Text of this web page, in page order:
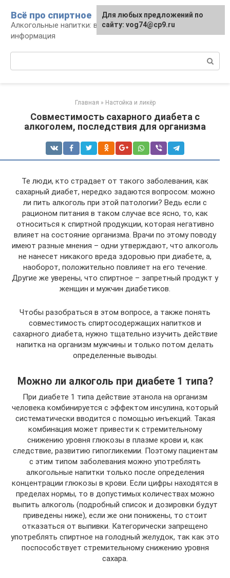
контенту
Всё про спиртное
Алкогольные напитки: виды, рецепты,
информация
Главная » Настойка и ликёр
Совместимость сахарного диабета с
алкоголем, последствия для организма
Те люди, кто страдает от такого заболевания, как
сахарный диабет, нередко задаются вопросом: можно
ли пить алкоголь при этой патологии? Ведь если с
рационом питания в таком случае все ясно, то, как
относиться к спиртной продукции, которая негативно
влияет на состояние организма. Врачи по этому поводу
имеют разные мнения – одни утверждают, что алкоголь
не нанесет никакого вреда здоровью при диабете, а,
наоборот, положительно повлияет на его течение.
Другие же уверены, что спиртное – запретный продукт у
женщин и мужчин диабетиков.
Чтобы разобраться в этом вопросе, а также понять
совместимость спиртосодержащих напитков и
сахарного диабета, нужно тщательно изучить действие
напитка на организм мужчины и только потом делать
определенные выводы.
Можно ли алкоголь при диабете 1 типа?
При диабете 1 типа действие этанола на организм
человека комбинируется с эффектом инсулина, который
систематически вводится с помощью инъекций. Такая
комбинация может привести к стремительному
снижению уровня глюкозы в плазме крови и, как
следствие, развитию гипогликемии. Поэтому пациентам
с этим типом заболевания можно употреблять
алкогольные напитки только после определения
концентрации глюкозы в крови. Если цифры находятся в
пределах нормы, то в допустимых количествах можно
выпить алкоголь (подробный список и дозировки будут
приведены ниже), если же они понижены, то стоит
отказаться от выпивки. Категорически запрещено
употреблять спиртное на голодный желудок, так как это
поспособствует стремительному снижению уровня
сахара.
Для любых предложений по
сайту: vog74@cp9.ru